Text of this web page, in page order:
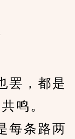
，都是
鸣。
条路两